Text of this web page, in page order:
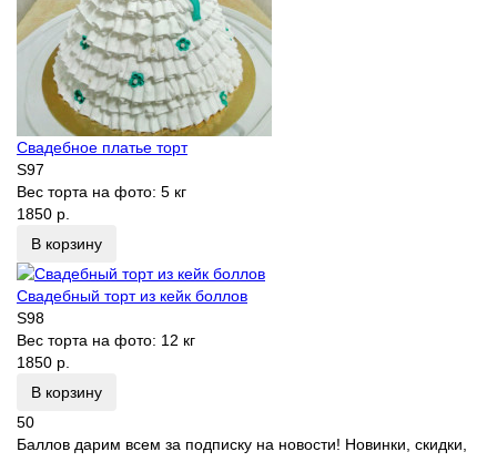
Свадебное платье торт
S97
Вес торта на фото: 5 кг
1850 р.
В корзину
Свадебный торт из кейк боллов
S98
Вес торта на фото: 12 кг
1850 р.
В корзину
50
Баллов дарим всем за подписку на новости! Новинки, скидки,